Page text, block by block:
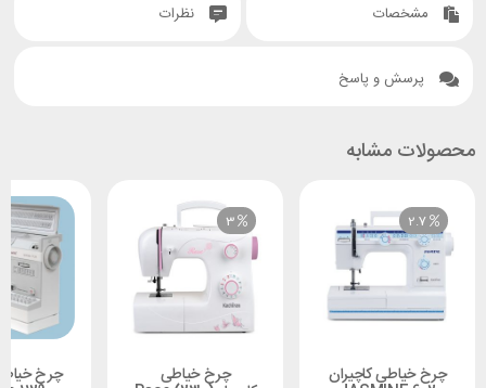
مشخصات نظرات
پرسش و پاسخ
محصولات مشابه
2.7
چرخ خیاطی کاچیران
3
چرخ خیاطی چرخ